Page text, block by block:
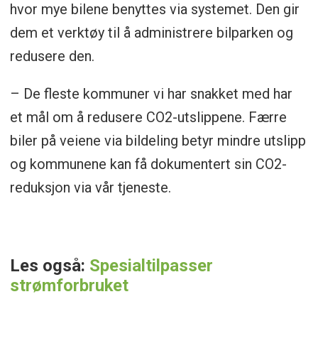
hvor mye bilene benyttes via systemet. Den gir
dem et verktøy til å administrere bilparken og
redusere den.
– De fleste kommuner vi har snakket med har
et mål om å redusere CO2-utslippene. Færre
biler på veiene via bildeling betyr mindre utslipp
og kommunene kan få dokumentert sin CO2-
reduksjon via vår tjeneste.
Les også: Spesialtilpasser
strømforbruket